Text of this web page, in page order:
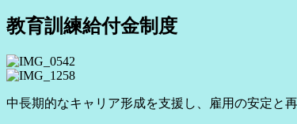
教育訓練給付金制度
中長期的なキャリア形成を支援し、雇用の安定と